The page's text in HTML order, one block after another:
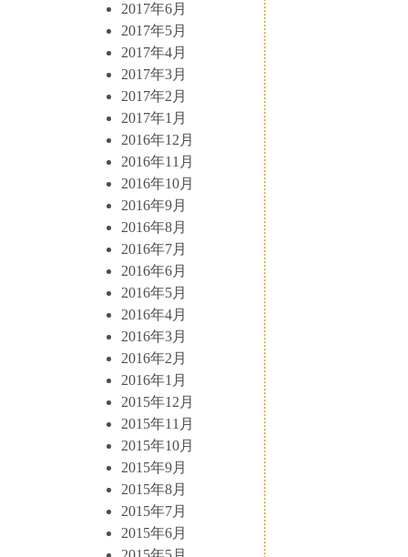
2017年6月
2017年5月
2017年4月
2017年3月
2017年2月
2017年1月
2016年12月
2016年11月
2016年10月
2016年9月
2016年8月
2016年7月
2016年6月
2016年5月
2016年4月
2016年3月
2016年2月
2016年1月
2015年12月
2015年11月
2015年10月
2015年9月
2015年8月
2015年7月
2015年6月